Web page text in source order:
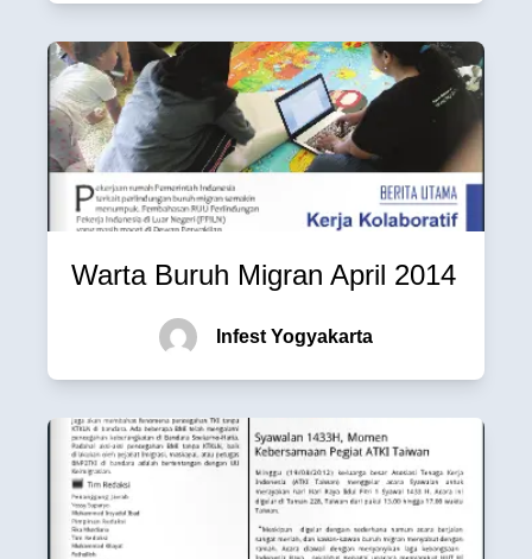
Warta Buruh Migran April 2014
Infest Yogyakarta